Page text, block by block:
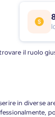
il ruolo
in diverse